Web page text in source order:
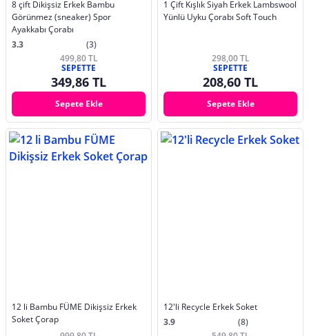
8 çift Dikişsiz Erkek Bambu
Görünmez (sneaker) Spor
Ayakkabı Çorabı
3.3
(3)
499,80 TL
SEPETTE
349,86 TL
Sepete Ekle
1 Çift Kışlık Siyah Erkek Lambswool
Yünlü Uyku Çorabı Soft Touch
298,00 TL
SEPETTE
208,60 TL
Sepete Ekle
12 li Bambu FÜME Dikişsiz Erkek
Soket Çorap
12'li Recycle Erkek Soket
3.9
(8)